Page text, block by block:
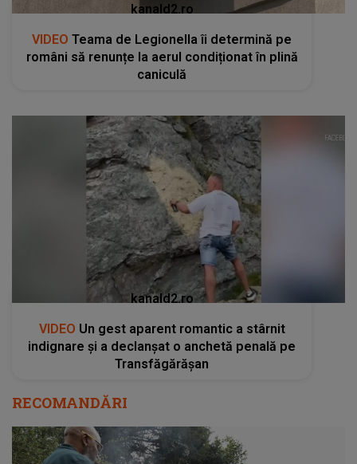
kanald2.ro
VIDEO Teama de Legionella îi determină pe
români să renunțe la aerul condiționat în plină
caniculă
kanald2.ro
VIDEO Un gest aparent romantic a stârnit
indignare și a declanșat o anchetă penală pe
Transfăgărășan
RECOMANDĂRI